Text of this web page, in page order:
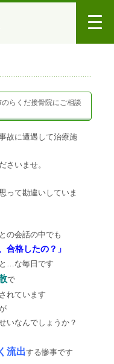
らくだ接骨院にご相談
故に遭遇して治療施
さいませ。
って勘違いしていま
の会話の中でも
合格したの？」
…な毎日です
で
れています
いなんでしょうか？
流出する惨事です